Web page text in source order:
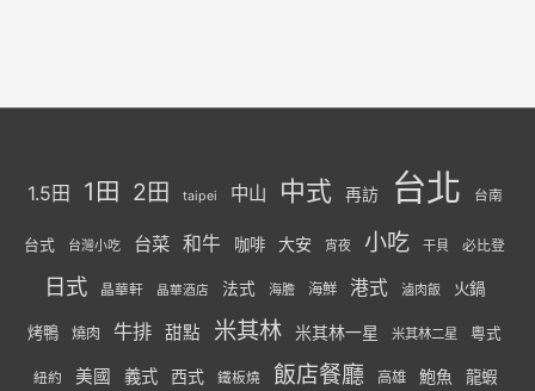
1.5田 1田 2田 taipei 中山 中式 再訪 台北 台南
台式 台灣小吃 台菜 和牛 咖啡 大安 宵夜 小吃 干貝 必比登
日式 晶華軒 晶華酒店 法式 海膽 海鮮 港式 滷肉飯 火鍋
烤鴨 燒肉 牛排 甜點 米其林 米其林一星 米其林二星 粵式
紐約 美國 義式 西式 鐵板燒 飯店餐廳 高雄 鮑魚 龍蝦